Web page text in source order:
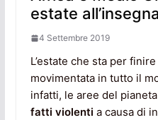
estate
4 Settembre 2019
L’estate che sta per
movimentata in tutto il
infatti, le aree del
fatti violenti a causa di